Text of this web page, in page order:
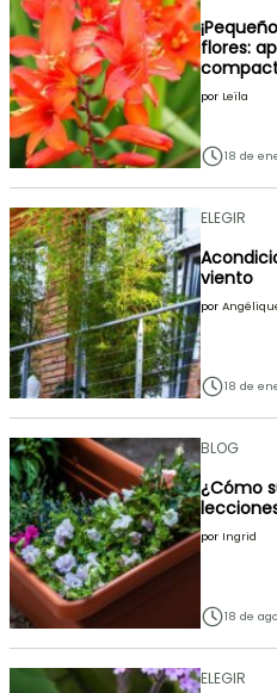
flores:
por Leïla
18 de
ELEGIR
viento
por
18 de
BLOG
¿Cómo
por Ingrid
18 de
ELEGIR